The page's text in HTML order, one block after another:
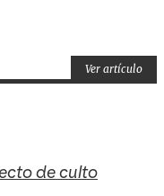
Ver artículo
de culto